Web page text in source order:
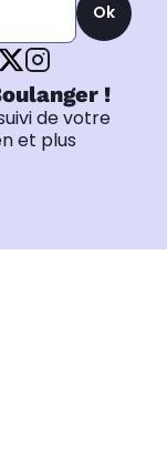
Ok
!
de votre
et plus